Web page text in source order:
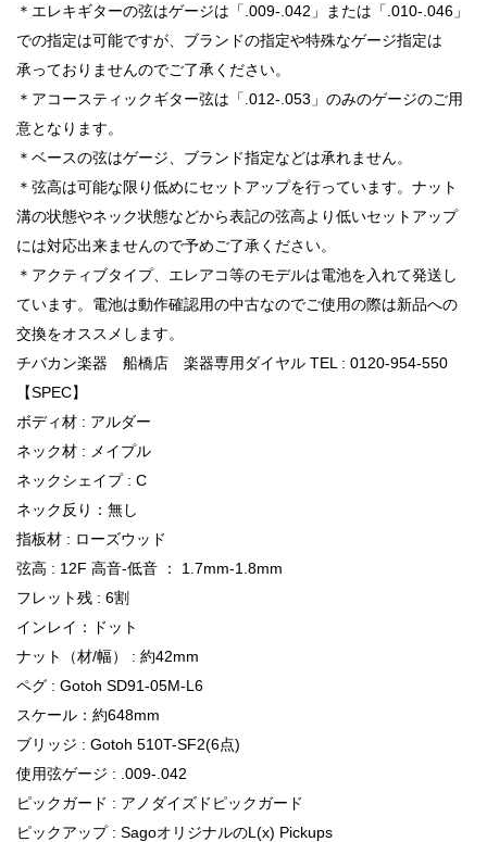
＊エレキギターの弦はゲージは「.009-.042」または「.010-.046」
での指定は可能ですが、ブランドの指定や特殊なゲージ指定は
承っておりませんのでご了承ください。
＊アコースティックギター弦は「.012-.053」のみのゲージのご用
意となります。
＊ベースの弦はゲージ、ブランド指定などは承れません。
＊弦高は可能な限り低めにセットアップを行っています。ナット
溝の状態やネック状態などから表記の弦高より低いセットアップ
には対応出来ませんので予めご了承ください。
＊アクティブタイプ、エレアコ等のモデルは電池を入れて発送し
ています。電池は動作確認用の中古なのでご使用の際は新品への
交換をオススメします。
チバカン楽器 船橋店 楽器専用ダイヤル TEL : 0120-954-550
【SPEC】
ボディ材 : アルダー
ネック材 : メイプル
ネックシェイプ : C
ネック反り：無し
指板材 : ローズウッド
弦高 : 12F 高音-低音 ： 1.7mm-1.8mm
フレット残 : 6割
インレイ：ドット
ナット（材/幅） : 約42mm
ペグ : Gotoh SD91-05M-L6
スケール：約648mm
ブリッジ : Gotoh 510T-SF2(6点)
使用弦ゲージ : .009-.042
ピックガード : アノダイズドピックガード
ピックアップ : SagoオリジナルのL(x) Pickups